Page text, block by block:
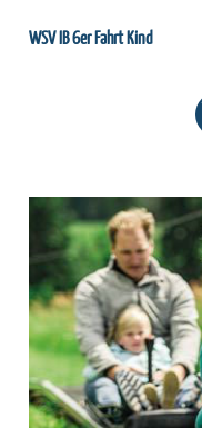
WSV IB 6er Fahrt Kind